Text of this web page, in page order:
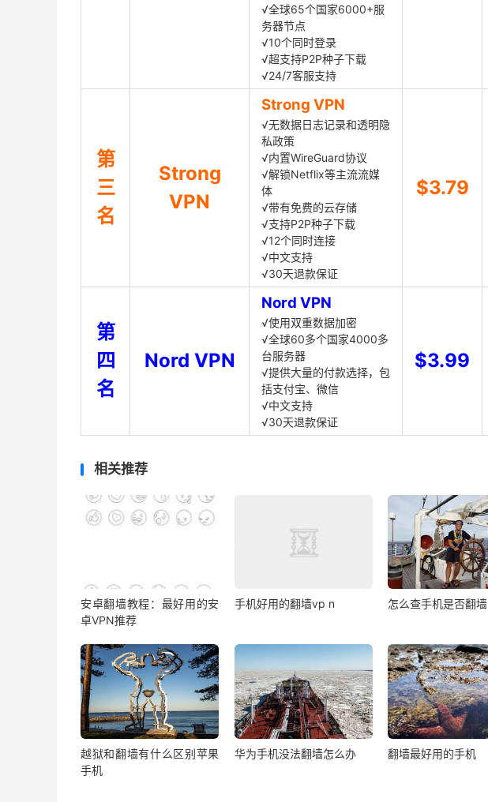
√全球65个国家6000+服
务器节点
√10个同时登录
√超支持P2P种子下载
√24/7客服支持
第
三
名
Strong
VPN
Strong VPN
√无数据日志记录和透明隐
私政策
√内置WireGuard协议
√解锁Netflix等主流流媒
体
√带有免费的云存储
√支持P2P种子下载
√12个同时连接
√中文支持
√30天退款保证
$3.79
第
四
名
Nord VPN
Nord VPN
√使用双重数据加密
√全球60多个国家4000多
台服务器
√提供大量的付款选择，包
括支付宝、微信
√中文支持
√30天退款保证
$3.99
相关推荐
安卓翻墙教程：最好用的安
卓VPN推荐
手机好用的翻墙vp n 怎么查手机是否翻墙
越狱和翻墙有什么区别苹果
手机
华为手机没法翻墙怎么办 翻墙最好用的手机